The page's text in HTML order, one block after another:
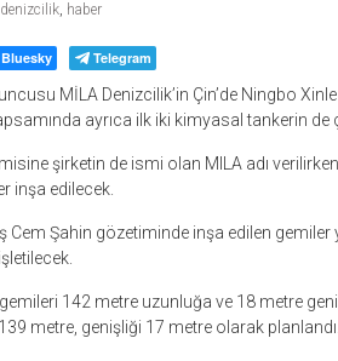
denizcilik, haber
Bluesky Telegram
MİLA Denizcilik’in Çin’de Ningbo
ayrıca ilk iki kimyasal tankerin de
şirketin de ismi olan MILA adı
inşa edilecek.
Cem Şahin gözetiminde inşa edilen
142 metre uzunluğa ve 18 metre
metre, genişliği 17 metre olarak planlandı.